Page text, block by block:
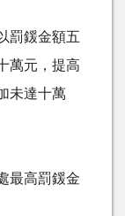
罰鍰金額五
萬元，提高
未達十萬
最高罰鍰金